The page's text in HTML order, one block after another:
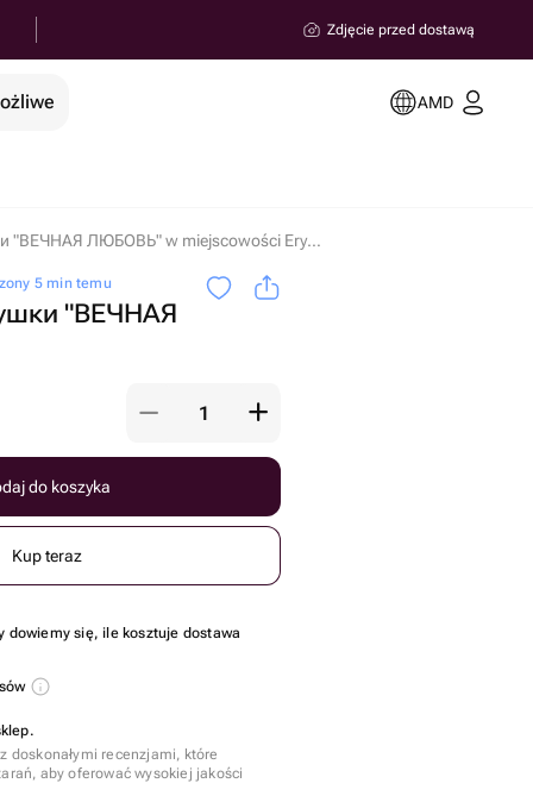
Zdjęcie przed dostawą
AMD
Шары для девушки "ВЕЧНАЯ ЛЮБОВЬ" w miejscowości Erywań
5 min temu
"ВЕЧНАЯ
do koszyka
Kup teraz
dowiemy się, ile kosztuje dostawa
doskonałymi recenzjami, które
aby oferować wysokiej jakości